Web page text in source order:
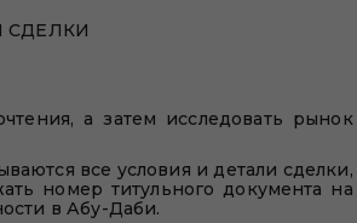
СДЕЛКИ
а затем исследовать рынок
все условия и детали сделки,
номер титульного документа на
в Абу-Даби.